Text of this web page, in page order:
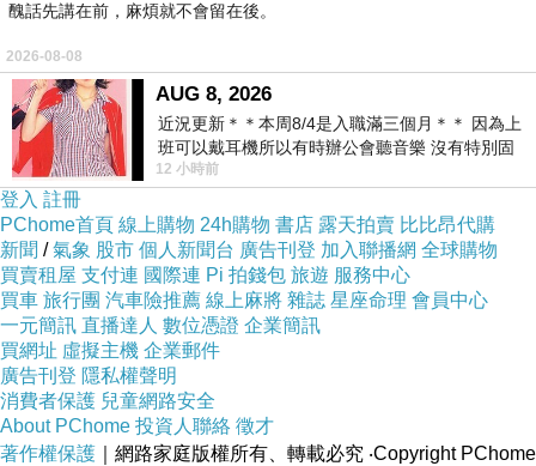
醜話先講在前，麻煩就不會留在後。
2026-08-08
AUG 8, 2026
近況更新＊＊本周8/4是入職滿三個月＊＊ 因為上
班可以戴耳機所以有時辦公會聽音樂 沒有特別固
定哪天但就是一周某一天會固定聽'90
12 小時前
登入 註冊
PChome首頁 線上購物 24h購物 書店 露天拍賣 比比昂代購
新聞 /氣象 股市 個人新聞台 廣告刊登 加入聯播網 全球購物
買賣租屋 支付連 國際連 Pi 拍錢包 旅遊 服務中心
買車 旅行團 汽車險推薦 線上麻將 雜誌 星座命理 會員中心
一元簡訊 直播達人 數位憑證 企業簡訊
買網址 虛擬主機 企業郵件
廣告刊登 隱私權聲明
消費者保護 兒童網路安全
About PChome 投資人聯絡 徵才
著作權保護 ｜網路家庭版權所有、轉載必究 ‧Copyright PChome